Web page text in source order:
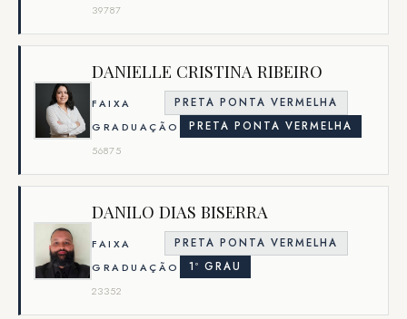
39787
DANIELLE CRISTINA RIBEIRO
FAIXA
PRETA PONTA VERMELHA
GRADUAÇÃO
PRETA PONTA VERMELHA
56875
DANILO DIAS BISERRA
FAIXA
PRETA PONTA VERMELHA
GRADUAÇÃO
1º GRAU
23352